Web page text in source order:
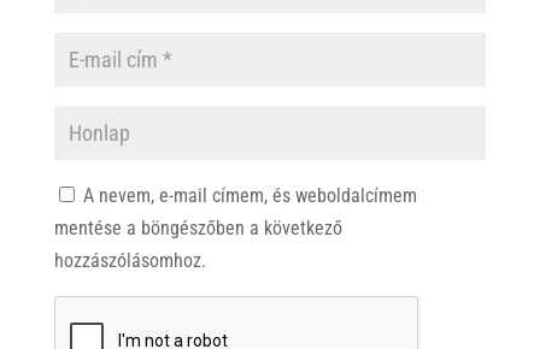
A nevem, e-mail címem, és weboldalcímem
mentése a böngészőben a következő
hozzászólásomhoz.